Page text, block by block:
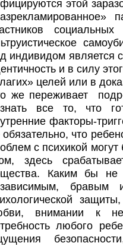
этой
индивидом является
и в силу
целей или в
же переживает
все то, что
факторы-
обязательно, что
с психикой
здесь
Каким бы не
бравым
внимании к
любого